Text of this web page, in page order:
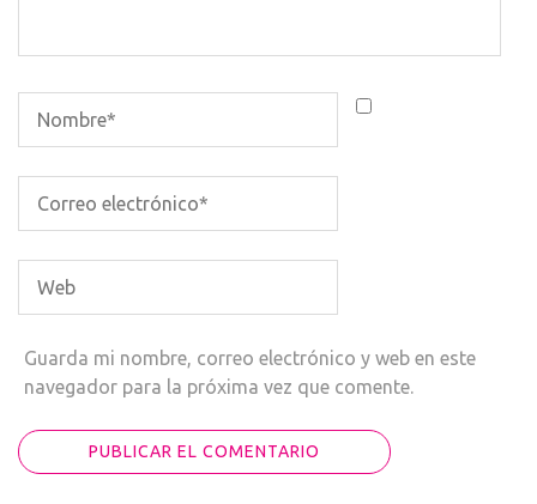
Guarda mi nombre, correo electrónico y web en este
navegador para la próxima vez que comente.